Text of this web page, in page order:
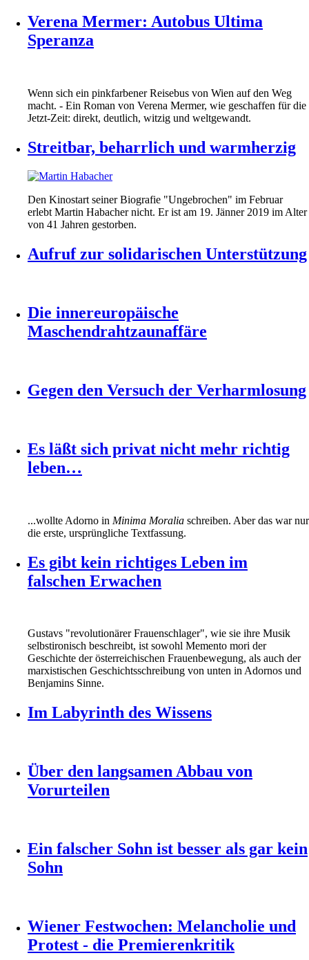
Verena Mermer: Autobus Ultima
Speranza
Wenn sich ein pinkfarbener Reisebus von Wien auf den Weg
macht. - Ein Roman von Verena Mermer, wie geschaffen für die
Jetzt-Zeit: direkt, deutlich, witzig und weltgewandt.
Streitbar, beharrlich und warmherzig
Den Kinostart seiner Biografie "Ungebrochen" im Februar
erlebt Martin Habacher nicht. Er ist am 19. Jänner 2019 im Alter
von 41 Jahren gestorben.
Aufruf zur solidarischen Unterstützung
Die innereuropäische
Maschendrahtzaunaffäre
Gegen den Versuch der Verharmlosung
Es läßt sich privat nicht mehr richtig
leben…
...wollte Adorno in Minima Moralia schreiben. Aber das war nur
die erste, ursprüngliche Textfassung.
Es gibt kein richtiges Leben im
falschen Erwachen
Gustavs "revolutionärer Frauenschlager", wie sie ihre Musik
selbstironisch beschreibt, ist sowohl Memento mori der
Geschichte der österreichischen Frauenbewegung, als auch der
marxistischen Geschichtsschreibung von unten in Adornos und
Benjamins Sinne.
Im Labyrinth des Wissens
Über den langsamen Abbau von
Vorurteilen
Ein falscher Sohn ist besser als gar kein
Sohn
Wiener Festwochen: Melancholie und
Protest - die Premierenkritik